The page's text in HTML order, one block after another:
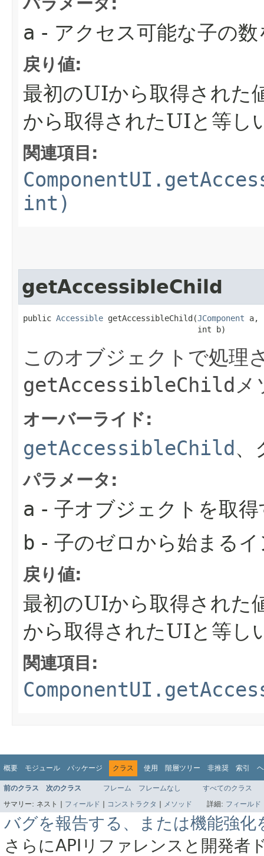
a - アクセス可能な子の
戻り値:
最初のUIから取得された
から取得されたUIと等し
関連項目:
int)
getAccessibleChild
public Accessible getAccessibleChild​(JComponent a,
                                     int b)
このオブジェクトで処理
getAccessibleChildメ
オーバーライド:
getAccessibleChild、
パラメータ:
a - 子オブジェクトを取
b - 子のゼロから始まる
戻り値:
最初のUIから取得された
から取得されたUIと等し
関連項目:
概要 モジュール パッケージ クラス 使用 階層ツリー 非推奨 索引
前のクラス 次のクラス フレーム フレームなし
すべてのクラス
サマリー: ネスト | フィールド | コンストラクタ | メソッド 詳細: フィールド
バグを報告する、または機能強化
さらにAPIリファレンスと開発者